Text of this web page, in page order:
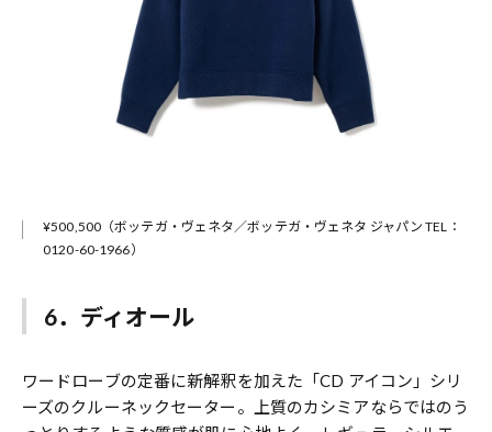
¥500,500（ボッテガ・ヴェネタ／ボッテガ・ヴェネタ ジャパン TEL：
0120-60-1966）
6．ディオール
ワードローブの定番に新解釈を加えた「CD アイコン」シリ
ーズのクルーネックセーター。上質のカシミアならではのう